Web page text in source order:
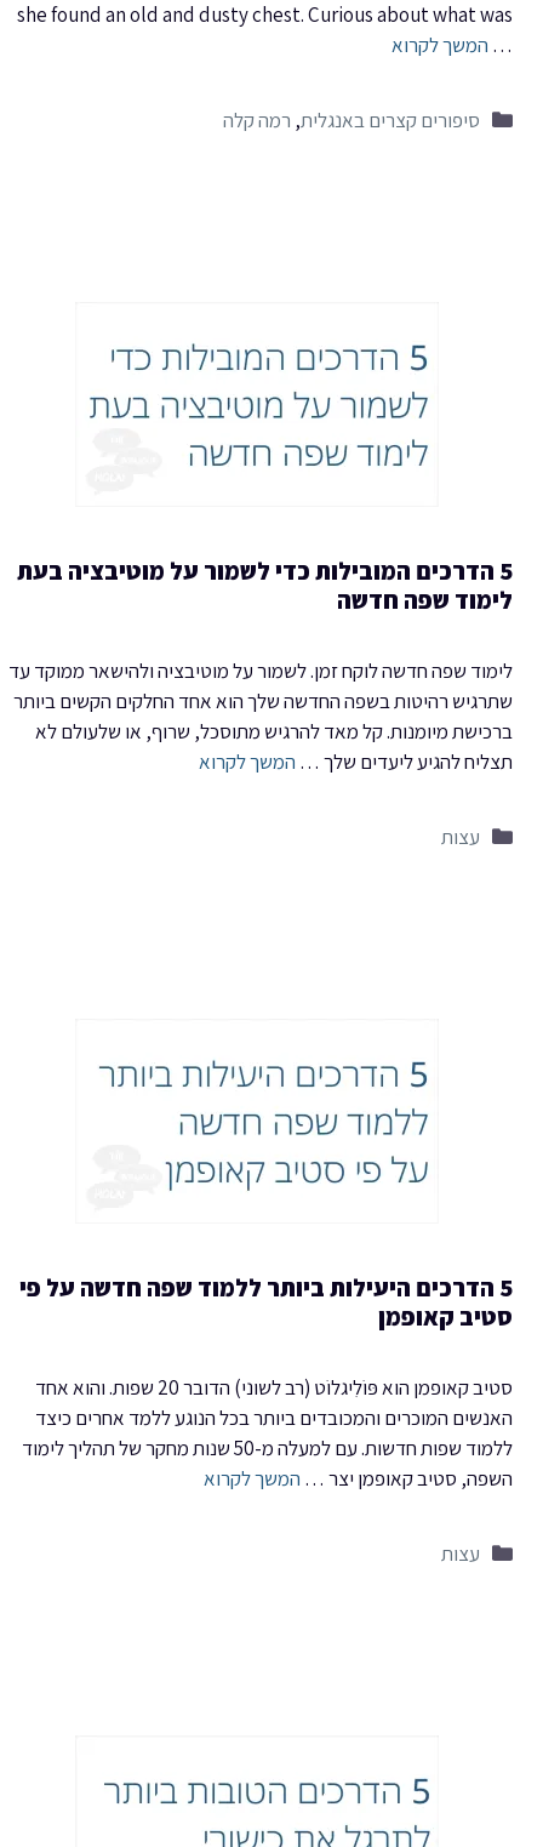
she found an old and dusty chest. Curious about what was
… המשך לקרוא
קטגוריות
סיפורים קצרים באנגלית, רמה קלה
5 הדרכים המובילות כדי לשמור על מוטיבציה בעת
לימוד שפה חדשה
לימוד שפה חדשה לוקח זמן. לשמור על מוטיבציה ולהישאר ממוקד עד
שתרגיש רהיטות בשפה החדשה שלך הוא אחד החלקים הקשים ביותר
ברכישת מיומנות. קל מאד להרגיש מתוסכל, שרוף, או שלעולם לא
תצליח להגיע ליעדים שלך … המשך לקרוא
קטגוריות
עצות
5 הדרכים היעילות ביותר ללמוד שפה חדשה על פי
סטיב קאופמן
סטיב קאופמן הוא פּוֹלִיגלוֹט (רב לשוני) הדובר 20 שפות. והוא אחד
האנשים המוכרים והמכובדים ביותר בכל הנוגע ללמד אחרים כיצד
ללמוד שפות חדשות. עם למעלה מ-50 שנות מחקר של תהליך לימוד
השפה, סטיב קאופמן יצר … המשך לקרוא
קטגוריות
עצות